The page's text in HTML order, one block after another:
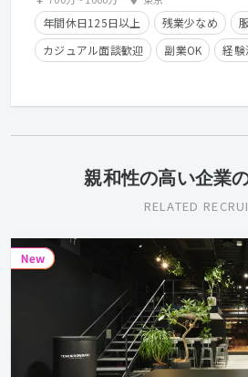
年間休日125日以上 残業少なめ
カジュアル面談歓迎
副業OK
経験
残業手当有り
時短勤務有り
在宅
フレックスタイム制
第二新卒歓迎
親和性の高い企業
RELATED